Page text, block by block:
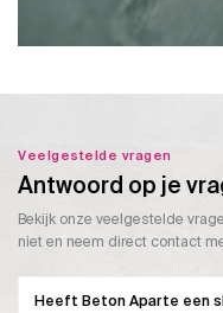
Veelgestelde vragen
Antwoord op je
Bekijk onze veelgestelde
niet en neem direct contact
Heeft Beton Aparte een